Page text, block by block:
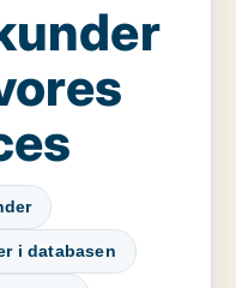
i databasen